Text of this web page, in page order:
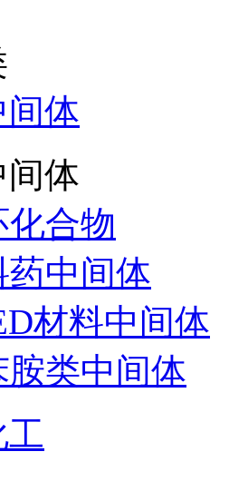
间体
间体
化合物
药中间体
材料中间体
胺类中间体
工